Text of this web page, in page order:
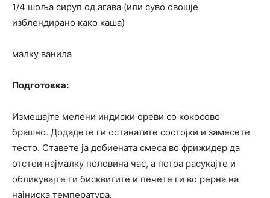
1/4 шоља сируп од агава (или суво овошје
изблендирано како каша)
малку ванила
Подготовка:
Измешајте мелени индиски ореви со кокосово
брашно. Додадете ги останатите состојки и замесете
тесто. Ставете ја добиената смеса во фрижидер да
отстои најмалку половина час, а потоа расукајте и
обликувајте ги бисквитите и печете ги во рерна на
најниска температура.